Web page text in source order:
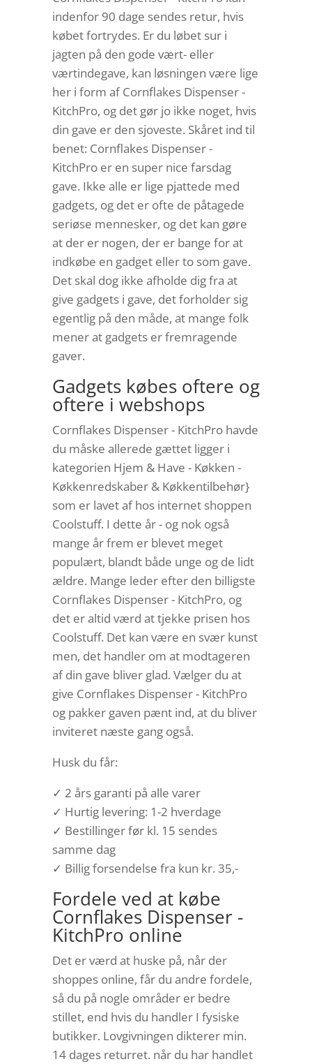
indenfor 90 dage sendes retur, hvis
købet fortrydes. Er du løbet sur i
jagten på den gode vært- eller
værtindegave, kan løsningen være lige
her i form af Cornflakes Dispenser -
KitchPro, og det gør jo ikke noget, hvis
din gave er den sjoveste. Skåret ind til
benet: Cornflakes Dispenser -
KitchPro er en super nice farsdag
gave. Ikke alle er lige pjattede med
gadgets, og det er ofte de påtagede
seriøse mennesker, og det kan gøre
at der er nogen, der er bange for at
indkøbe en gadget eller to som gave.
Det skal dog ikke afholde dig fra at
give gadgets i gave, det forholder sig
egentlig på den måde, at mange folk
mener at gadgets er fremragende
gaver.
Gadgets købes oftere og
oftere i webshops
Cornflakes Dispenser - KitchPro havde
du måske allerede gættet ligger i
kategorien Hjem & Have - Køkken -
Køkkenredskaber & Køkkentilbehør}
som er lavet af hos internet shoppen
Coolstuff. I dette år - og nok også
mange år frem er blevet meget
populært, blandt både unge og de lidt
ældre. Mange leder efter den billigste
Cornflakes Dispenser - KitchPro, og
det er altid værd at tjekke prisen hos
Coolstuff. Det kan være en svær kunst
men, det handler om at modtageren
af din gave bliver glad. Vælger du at
give Cornflakes Dispenser - KitchPro
og pakker gaven pænt ind, at du bliver
inviteret næste gang også.
Husk du får:
✓ 2 års garanti på alle varer
✓ Hurtig levering: 1-2 hverdage
✓ Bestillinger før kl. 15 sendes
samme dag
✓ Billig forsendelse fra kun kr. 35,-
Fordele ved at købe
Cornflakes Dispenser -
KitchPro online
Det er værd at huske på, når der
shoppes online, får du andre fordele,
så du på nogle områder er bedre
stillet, end hvis du handler I fysiske
butikker. Lovgivningen dikterer min.
14 dages returret. når du har handlet